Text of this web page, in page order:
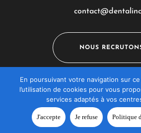
NOUS
Mentions légales–Politique de
FAQ
En poursuivant votre navigation sur
l’utilisation de cookies pour vous
services adaptés à vos
J'accepte Je refuse Politique